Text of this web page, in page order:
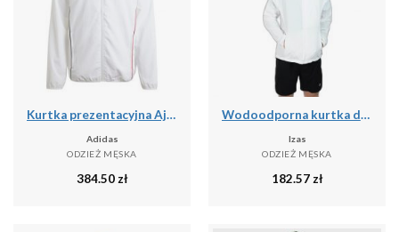
Kurtka prezentacyjna Ajax Amsterdam 2025/26
Adidas
ODZIEŻ MĘSKA
384.50 zł
Wodoodporna kurtka do biegania Izas Brezel II
Izas
ODZIEŻ MĘSKA
182.57 zł